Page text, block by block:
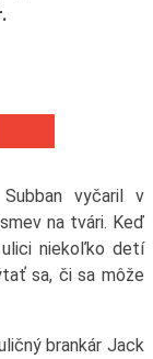
vyčaril v
na tvári. Keď
niekoľko detí
sa, či sa môže
brankár Jack